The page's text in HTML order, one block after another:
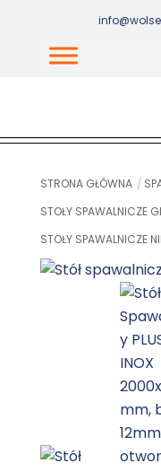
content
STRONA GŁÓWNA
STOŁY SPAWALNICZE
STOŁY SPAWALNICZE